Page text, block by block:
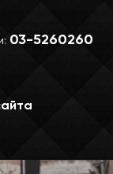
03-52­60­260